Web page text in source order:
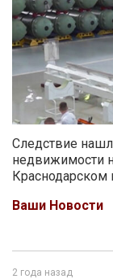
Следствие
недвижимости
Краснодарском
Ваши Новости
2 года назад